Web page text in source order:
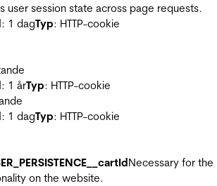
user session state across page requests.
: 1 dagTyp: HTTP-cookie
: 1 årTyp: HTTP-cookie
: 1 dagTyp: HTTP-cookie
Necessary for the
on the website.